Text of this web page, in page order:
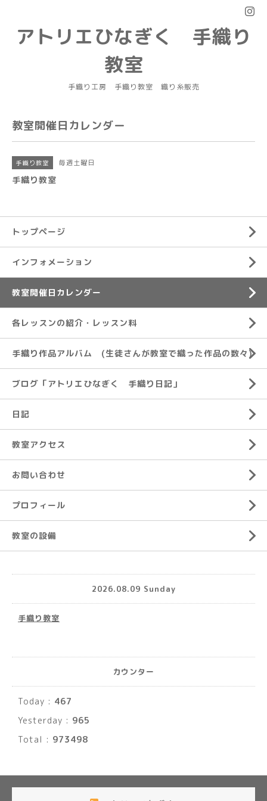
アトリエひなぎく 手織り
教室
手織り工房 手織り教室 織り糸販売
教室開催日カレンダー
手織り教室 毎週土曜日
手織り教室
トップページ
インフォメーション
教室開催日カレンダー
各レッスンの紹介・レッスン料
手織り作品アルバム (生徒さんが教室で織った作品の数々)
ブログ「アトリエひなぎく 手織り日記」
日記
教室アクセス
お問い合わせ
プロフィール
教室の設備
2026.08.09 Sunday
手織り教室
カウンター
Today : 467
Yesterday : 965
Total : 973498